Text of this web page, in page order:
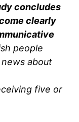
concludes
clearly
people
about
five or